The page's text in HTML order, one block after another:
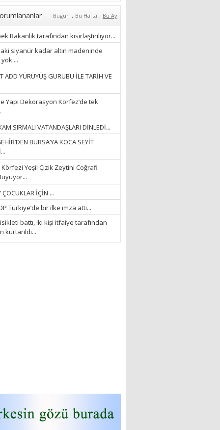
23/11/2025
“Ne çok şey oldu
unutulmaması gereken”
28/01/2024
“AKIL GÖZÜ”
Ayşegül Akay
“KURTULDUM”
28/01/2024
Bugün . Bu Hafta . Bu Ay
Bakanlık tarafından kısırlaştırılıyor...
siyanür kadar altın madeninde
...
ADD YÜRÜYÜŞ GURUBU İLE TARİH VE
Yapı Dekorasyon Körfez’de tek
SIRMALI VATANDAŞLARI DİNLEDİ...
BURSA’YA KOCA SEYİT
Yeşil Çizik Zeytini Coğrafi
ÇOCUKLAR İÇİN ...
Türkiye’de bir ilke imza attı...
battı, iki kişi itfaiye tarafından
kurtarıldı...